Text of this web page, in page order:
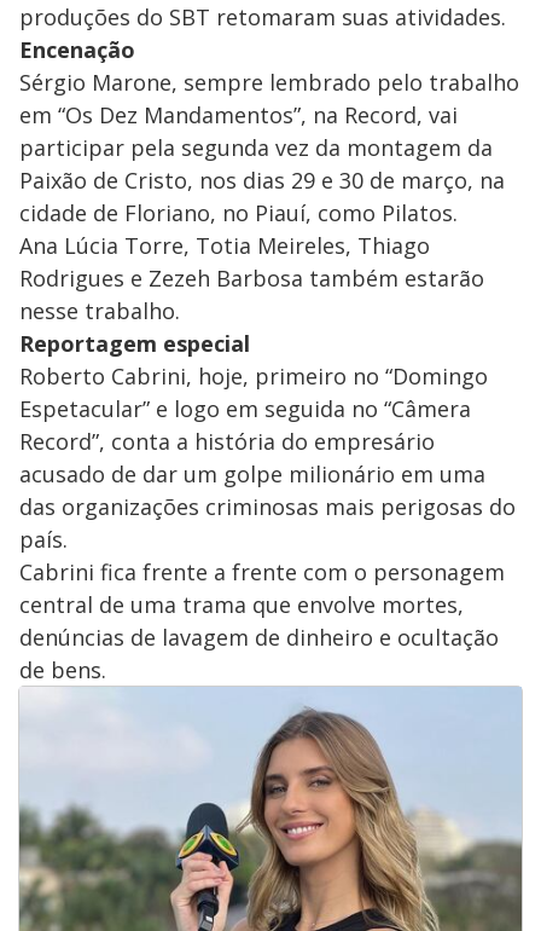
produções do SBT retomaram suas atividades.
Encenação
Sérgio Marone, sempre lembrado pelo trabalho
em “Os Dez Mandamentos”, na Record, vai
participar pela segunda vez da montagem da
Paixão de Cristo, nos dias 29 e 30 de março, na
cidade de Floriano, no Piauí, como Pilatos.
Ana Lúcia Torre, Totia Meireles, Thiago
Rodrigues e Zezeh Barbosa também estarão
nesse trabalho.
Reportagem especial
Roberto Cabrini, hoje, primeiro no “Domingo
Espetacular” e logo em seguida no “Câmera
Record”, conta a história do empresário
acusado de dar um golpe milionário em uma
das organizações criminosas mais perigosas do
país.
Cabrini fica frente a frente com o personagem
central de uma trama que envolve mortes,
denúncias de lavagem de dinheiro e ocultação
de bens.